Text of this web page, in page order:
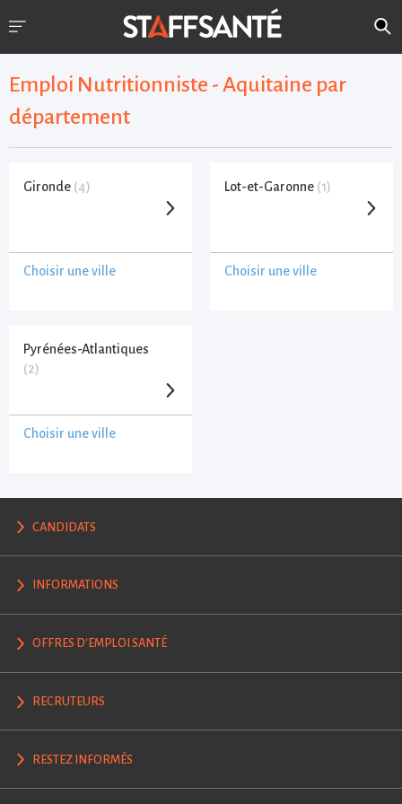
Emploi Nutritionniste - Aquitaine par
département
Gironde (4)
Choisir une ville
Lot-et-Garonne (1)
Choisir une ville
Pyrénées-Atlantiques
(2)
Choisir une ville
CANDIDATS
INFORMATIONS
OFFRES D'EMPLOI SANTÉ
RECRUTEURS
RESTEZ INFORMÉS